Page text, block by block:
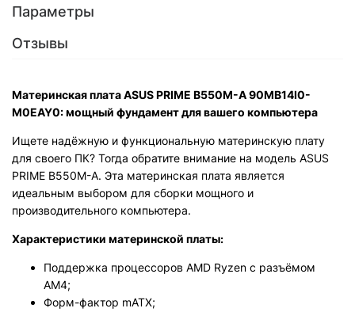
Параметры
Отзывы
Материнская плата ASUS PRIME B550M-A 90MB14I0-
M0EAY0: мощный фундамент для вашего компьютера
Ищете надёжную и функциональную материнскую плату
для своего ПК? Тогда обратите внимание на модель ASUS
PRIME B550M-A. Эта материнская плата является
идеальным выбором для сборки мощного и
производительного компьютера.
Характеристики материнской платы:
Поддержка процессоров AMD Ryzen с разъёмом
AM4;
Форм-фактор mATX;